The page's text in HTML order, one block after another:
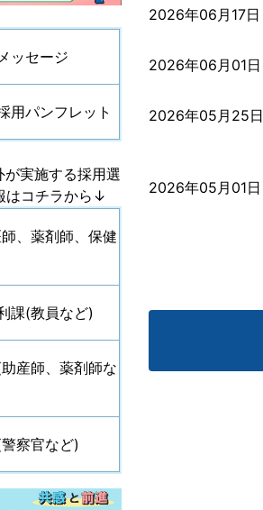
2026年06月17日
2026年06月01日
2026年05月25日
2026年05月01日
ッセージ
用パンフレット
実施する採用選
はコチラから↓
、薬剤師、保健
課(教員など)
産師、薬剤師な
察官など)